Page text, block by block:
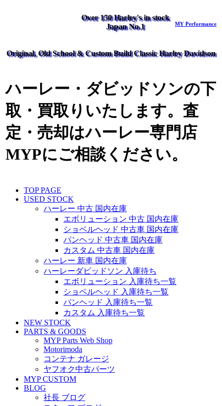
Over 150 Harley's in stock
Japan No.1
MY Performance
Original, Old School & Custom Build Classic Harley Davidson
ハーレー・ダビッドソンの下
取・買取りいたします。査
定・売却はハーレー専門店
MYPにご相談ください。
TOP PAGE
USED STOCK
ハーレー 中古 国内在庫
エボリューション 中古 国内在庫
ショベルヘッド 中古車 国内在庫
パンヘッド 中古車 国内在庫
カスタム 中古車 国内在庫
ハーレー 新車 国内在庫
ハーレーダビッドソン 入庫待ち
エボリューション 入庫待ち一覧
ショベルヘッド 入庫待ち一覧
パンヘッド 入庫待ち一覧
カスタム 入庫待ち一覧
NEW STOCK
PARTS & GOODS
MYP Parts Web Shop
Motorimoda
コンテナ ガレージ
ヤフオク中古パーツ
MYP CUSTOM
BLOG
社長 ブログ